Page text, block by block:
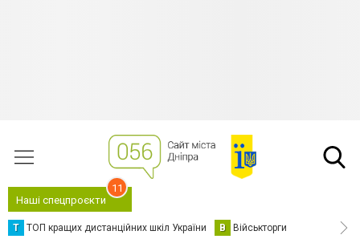
Наші спецпроєкти
11
Т ТОП кращих дистанційних шкіл України В Військторги